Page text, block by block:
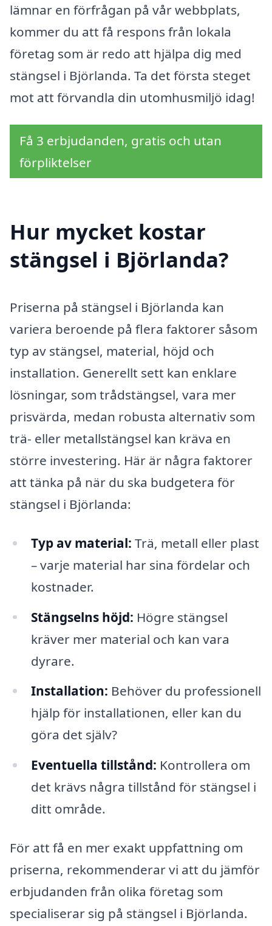
lämnar en förfrågan på vår webbplats,
kommer du att få respons från lokala
företag som är redo att hjälpa dig med
stängsel i Björlanda. Ta det första steget
mot att förvandla din utomhusmiljö idag!
Få 3 erbjudanden, gratis och utan
förpliktelser
Hur mycket kostar
stängsel i Björlanda?
Priserna på stängsel i Björlanda kan
variera beroende på flera faktorer såsom
typ av stängsel, material, höjd och
installation. Generellt sett kan enklare
lösningar, som trådstängsel, vara mer
prisvärda, medan robusta alternativ som
trä- eller metallstängsel kan kräva en
större investering. Här är några faktorer
att tänka på när du ska budgetera för
stängsel i Björlanda:
Typ av material: Trä, metall eller plast
– varje material har sina fördelar och
kostnader.
Stängselns höjd: Högre stängsel
kräver mer material och kan vara
dyrare.
Installation: Behöver du professionell
hjälp för installationen, eller kan du
göra det själv?
Eventuella tillstånd: Kontrollera om
det krävs några tillstånd för stängsel i
ditt område.
För att få en mer exakt uppfattning om
priserna, rekommenderar vi att du jämför
erbjudanden från olika företag som
specialiserar sig på stängsel i Björlanda.